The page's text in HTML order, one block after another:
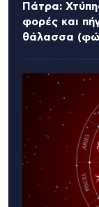
Πάτρα:
φορές και
θάλασσα